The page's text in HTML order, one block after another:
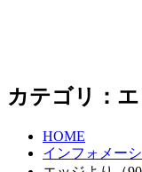
カテゴリ：
HOME
インフォメー